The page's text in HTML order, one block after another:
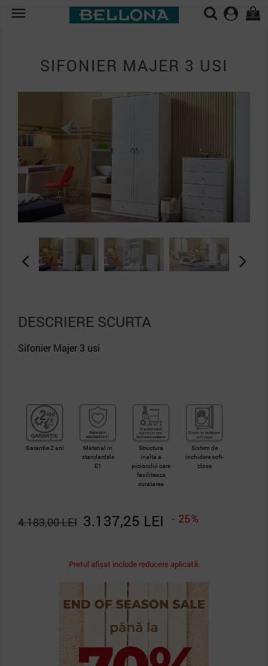
 0
SIFONIER MAJER 3 USI
DESCRIERE SCURTA
Sifonier Majer 3 usi
Garantie 2 ani
Material in
standardele
E1
Structura
inalta a
piciorului care
faciliteaza
curatarea
Sistem de
inchidere soft-
close
3.137,25 LEI - 25%
4.183,00 LEI
Pretul afișat include reducere aplicată.